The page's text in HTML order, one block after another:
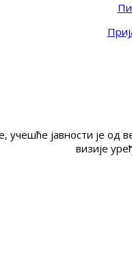
јавности је од
визије